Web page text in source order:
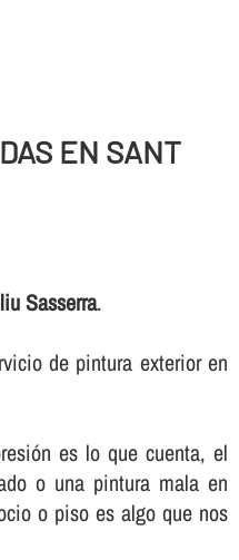
EN SANT
Sasserra.
de pintura exterior en
es lo que cuenta, el
o una pintura mala en
o piso es algo que nos